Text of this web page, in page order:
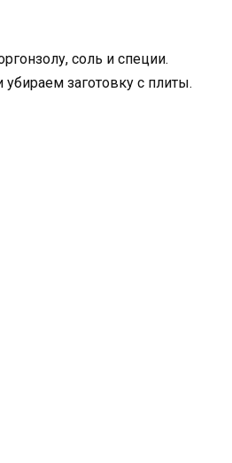
соль и специи.
заготовку с плиты.